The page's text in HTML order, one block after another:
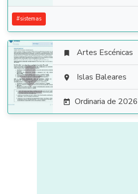
#sistemas

 Artes Escénicas
 Islas Baleares
 Ordinaria de 2026